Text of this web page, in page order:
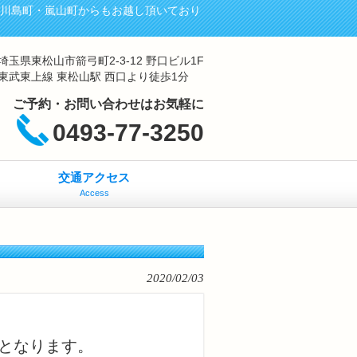
島町・嵐山町からもお越し頂いており
玉県東松山市箭弓町2-3-12 野口ビル1F
武東上線 東松山駅 西口より徒歩1分
ご予約・お問い合わせはお気軽に
0493-77-3250
交通アクセス
Access
2020/02/03
なります。